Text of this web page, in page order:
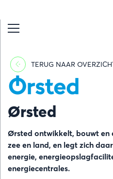
TERUG NAAR
Afbeelding
Ørsted
Ørsted ontwikkelt, bouwt en
zee en land, en legt zich
energie,
energiecentrales.